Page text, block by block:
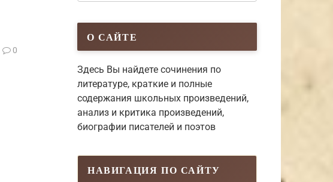
0
О САЙТЕ
Здесь Вы найдете сочинения по
литературе, краткие и полные
содержания школьных произведений,
анализ и критика произведений,
биографии писателей и поэтов
НАВИГАЦИЯ ПО САЙТУ